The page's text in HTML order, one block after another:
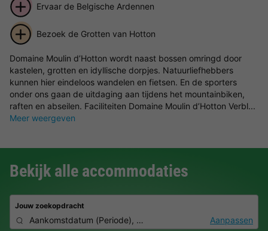
Ervaar de Belgische Ardennen
Bezoek de Grotten van Hotton
Domaine Moulin d’Hotton wordt naast bossen omringd door
kastelen, grotten en idyllische dorpjes. Natuurliefhebbers
kunnen hier eindeloos wandelen en fietsen. En de sporters
onder ons gaan de uitdaging aan tijdens het mountainbiken,
raften en abseilen. Faciliteiten Domaine Moulin d’Hotton Verbl...
Meer weergeven
Bekijk alle accommodaties
Jouw zoekopdracht
Aankomstdatum (Periode), 2 personen, 0 huisdierAanpassen